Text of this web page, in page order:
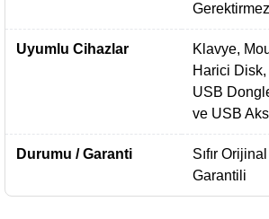
Uyumlu Cihazlar
Klavye,
Harici Disk,
USB
ve USB
Durumu / Garanti
Sıfır
Garantili